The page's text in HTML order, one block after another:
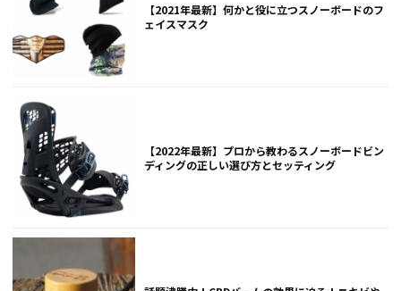
【2021年最新】何かと役に立つスノーボードのフ
ェイスマスク
【2022年最新】プロから教わるスノーボードビン
ディングの正しい選び方とセッティング